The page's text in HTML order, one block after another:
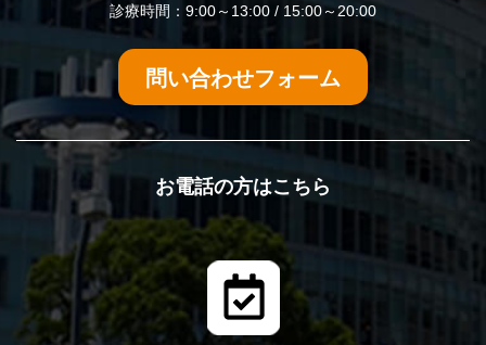
診療時間：9:00～13:00 / 15:00～20:00
問い合わせフォーム
お電話の方はこちら